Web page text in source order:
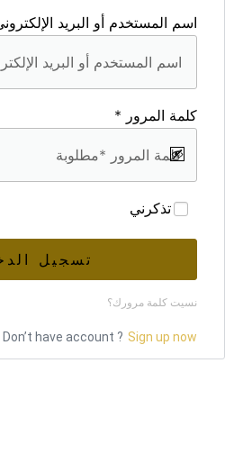
اسم المستخدم أو البريد
كلمة المرور *
تذكرني
تسجيل
نسيت كلمة مرورك؟
Don’t have account ? Sign up now